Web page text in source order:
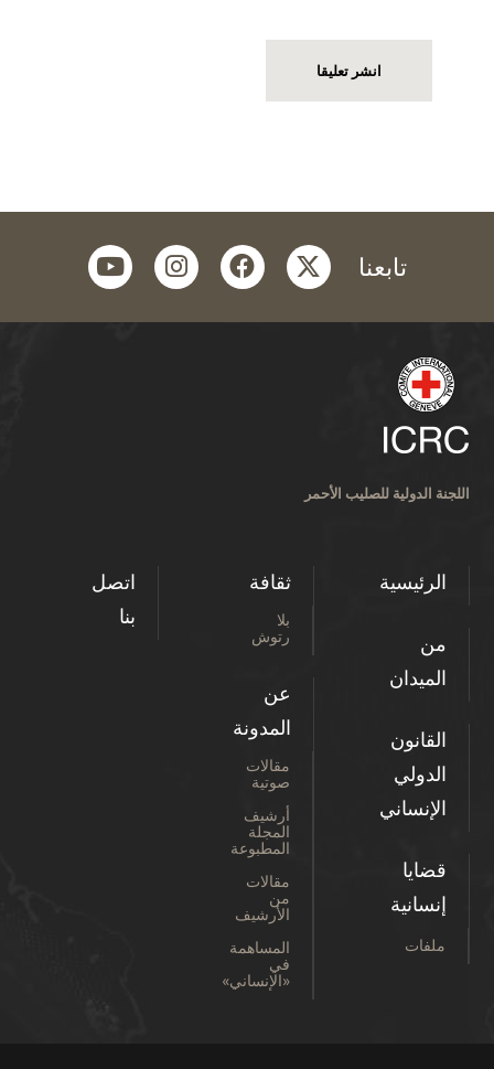
تابعنا twitter
facebook
instagram
youtube
اللجنة الدولية للصليب الأحمر
الرئيسية
من
الميدان
القانون
الدولي
الإنساني
قضايا
إنسانية
ملفات
ثقافة
بلا
رتوش
عن
المدونة
مقالات
صوتية
أرشيف
المجلة
المطبوعة
مقالات
من
الأرشيف
المساهمة
في
«الإنساني»
اتصل
بنا